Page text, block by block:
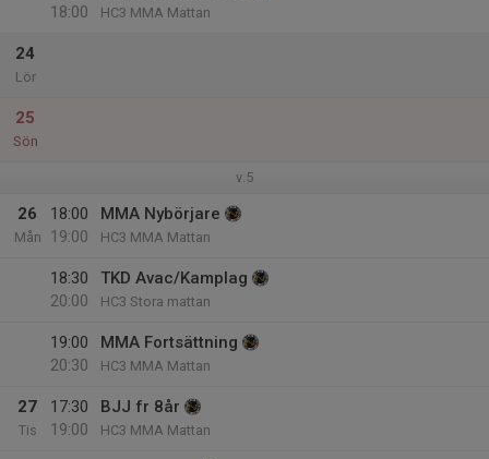
18:00
HC3 MMA Mattan
24
Lör
25
Sön
v.5
26
Mån
18:00
19:00
MMA Nybörjare
HC3 MMA Mattan
18:30
20:00
TKD Avac/Kamplag
HC3 Stora mattan
19:00
20:30
MMA Fortsättning
HC3 MMA Mattan
27
Tis
17:30
19:00
BJJ fr 8år
HC3 MMA Mattan